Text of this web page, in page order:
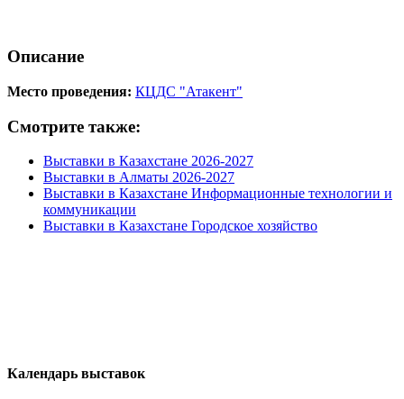
Описание
Место проведения: КЦДС "Атакент"
Смотрите также:
Выставки в Казахстане 2026-2027
Выставки в Алматы 2026-2027
Выставки в Казахстане Информационные технологии и
коммуникации
Выставки в Казахстане Городское хозяйство
Календарь выставок